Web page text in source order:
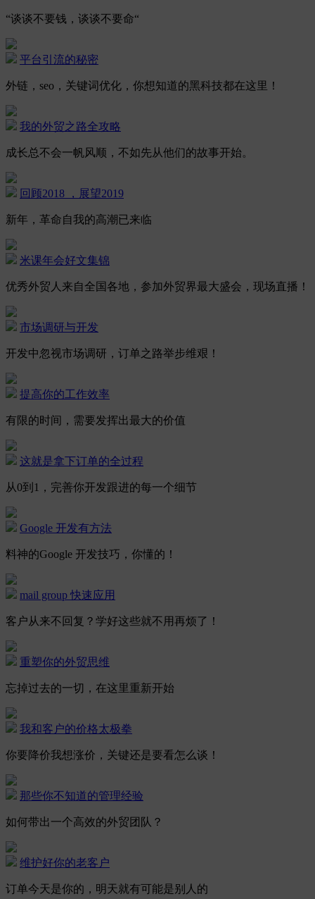
“谈谈不要钱，谈谈不要命“
平台引流的秘密
外链，seo，关键词优化，你想知道的黑科技都在这里！
我的外贸之路全攻略
成长总不会一帆风顺，不如先从他们的故事开始。
回顾2018 ，展望2019
新年，革命自我的高潮已来临
米课年会好文集锦
优秀外贸人来自全国各地，参加外贸界最大盛会，现场直播！
市场调研与开发
开发中忽视市场调研，订单之路举步维艰！
提高你的工作效率
有限的时间，需要发挥出最大的价值
这就是拿下订单的全过程
从0到1，完善你开发跟进的每一个细节
Google 开发有方法
料神的Google 开发技巧，你懂的！
mail group 快速应用
客户从来不回复？学好这些就不用再烦了！
重塑你的外贸思维
忘掉过去的一切，在这里重新开始
我和客户的价格太极拳
你要降价我想涨价，关键还是要看怎么谈！
那些你不知道的管理经验
如何带出一个高效的外贸团队？
维护好你的老客户
订单今天是你的，明天就有可能是别人的